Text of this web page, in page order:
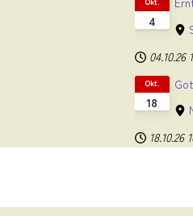
4
04.10.26
18
Okt.
18.10.26